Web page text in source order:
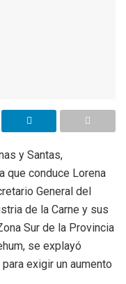
y Santas,
que conduce Lorena
General del
de la Carne y sus
Sur de la Provincia
se explayó
exigir un aumento